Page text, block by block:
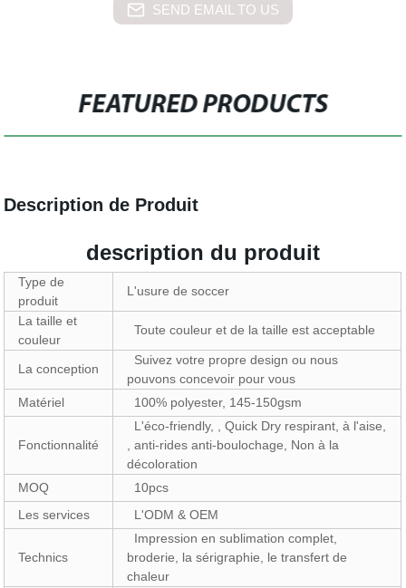
SEND EMAIL TO US
FEATURED PRODUCTS
Description de Produit
description du produit
Type de
produit
L'usure de soccer
La taille et
couleur
Toute couleur et de la taille est acceptable
La conception
Suivez votre propre design ou nous
pouvons concevoir pour vous
Matériel
100% polyester, 145-150gsm
Fonctionnalité
L'éco-friendly, , Quick Dry respirant, à l'aise,
, anti-rides anti-boulochage, Non à la
décoloration
MOQ
10pcs
Les services
L'ODM & OEM
Technics
Impression en sublimation complet,
broderie, la sérigraphie, le transfert de
chaleur